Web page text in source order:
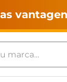
marca...